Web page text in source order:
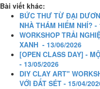
Bài viết khác:
BỨC THƯ TỪ ĐẠI
NHÀ THÁM HIỂM NHÍ? -
WORKSHOP TRẢI
XANH - 13/06/2026
[OPEN CLASS DAY] -
- 13/05/2026
DIY CLAY ART"
VỚI ĐẤT SÉT - 15/04/